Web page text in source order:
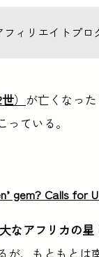
ィリエイトプロ
） が亡くなっ
ている。
gem? Calls
大なアフリカの
が、もともとは